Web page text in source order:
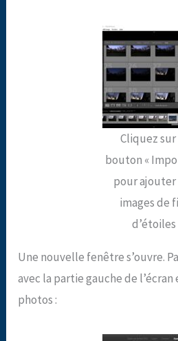
Cliquez sur
bouton «
pour ajouter
images de
d’étoiles
Une nouvelle fenêtre s’ouvre.
avec la partie gauche de
photos :